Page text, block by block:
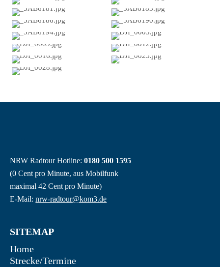
NRW Radtour Hotline:0180 500 1595
(0 Cent pro Minute, aus Mobilfunk
maximal 42 Cent pro Minute)
E-Mail:nrw-radtour@kom3.de
SITEMAP
Home
Strecke/Termine